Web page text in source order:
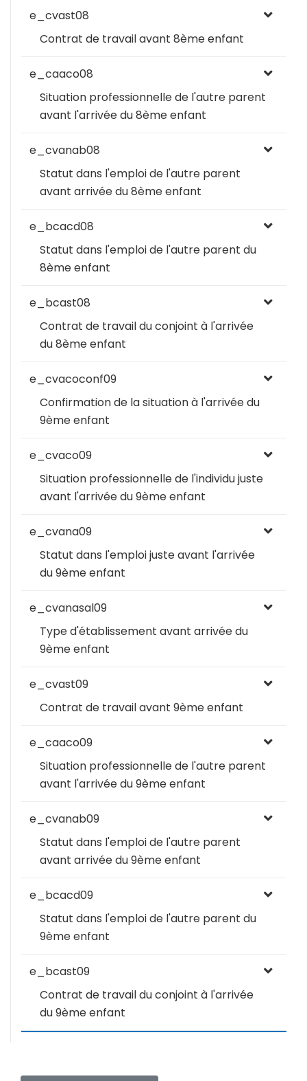
e_cvast08
Contrat de travail avant 8ème enfant
e_caaco08
Situation professionnelle de l'autre parent
avant l'arrivée du 8ème enfant
e_cvanab08
Statut dans l'emploi de l'autre parent
avant arrivée du 8ème enfant
e_bcacd08
Statut dans l'emploi de l'autre parent du
8ème enfant
e_bcast08
Contrat de travail du conjoint à l'arrivée
du 8ème enfant
e_cvacoconf09
Confirmation de la situation à l'arrivée du
9ème enfant
e_cvaco09
Situation professionnelle de l'individu juste
avant l'arrivée du 9ème enfant
e_cvana09
Statut dans l'emploi juste avant l'arrivée
du 9ème enfant
e_cvanasal09
Type d'établissement avant arrivée du
9ème enfant
e_cvast09
Contrat de travail avant 9ème enfant
e_caaco09
Situation professionnelle de l'autre parent
avant l'arrivée du 9ème enfant
e_cvanab09
Statut dans l'emploi de l'autre parent
avant arrivée du 9ème enfant
e_bcacd09
Statut dans l'emploi de l'autre parent du
9ème enfant
e_bcast09
Contrat de travail du conjoint à l'arrivée
du 9ème enfant